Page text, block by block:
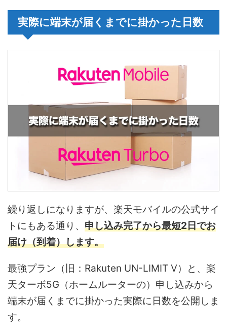
実際に端末が届くまでに掛かった日数
繰り返しになりますが、楽天モバイルの公式サイ
トにもある通り、 申し込み完了から最短2日でお
届け（到着）します。
最強プラン（旧：Rakuten UN-LIMIT V）と、楽
天ターボ5G（ホームルーターの）申し込みから
端末が届くまでに掛かった実際に日数を公開しま
す。